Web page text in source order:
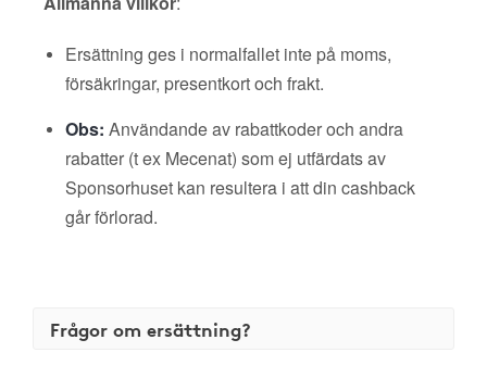
Ersättning ges i normalfallet inte på moms,
försäkringar, presentkort och frakt.
Obs: Användande av rabattkoder och andra
rabatter (t ex Mecenat) som ej utfärdats av
Sponsorhuset kan resultera i att din cashback
går förlorad.
Frågor om ersättning?